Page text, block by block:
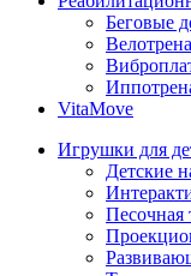
Беговые
VitaMove
Игрушки для
Детские
Песочная